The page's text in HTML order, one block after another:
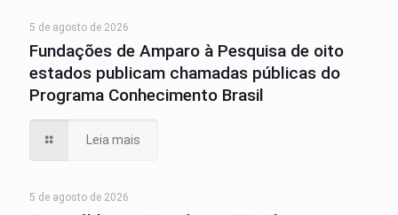
5 de agosto de 2026
Fundações de Amparo à Pesquisa de oito
estados publicam chamadas públicas do
Programa Conhecimento Brasil
Leia mais
5 de agosto de 2026